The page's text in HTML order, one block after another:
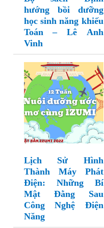
hướng bồi dưỡng
học sinh năng khiếu
Toán – Lê Anh
Vinh
Lịch Sử Hình
Thành Máy Phát
Điện: Những Bí
Mật Đằng Sau
Công Nghệ Điện
Năng